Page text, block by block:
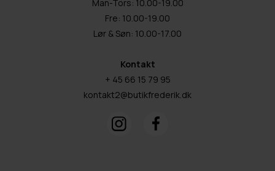
Man-Tors: 10.00-19.00
Fre: 10.00-19.00
Lør & Søn: 10.00-17.00
Kontakt
+ 45 66 15 79 95
kontakt2@butikfrederik.dk